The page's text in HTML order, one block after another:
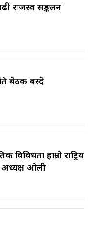
राजस्व सङ्कलन
बैठक बस्दै
विविधता हाम्रो राष्ट्रिय
अध्यक्ष ओली